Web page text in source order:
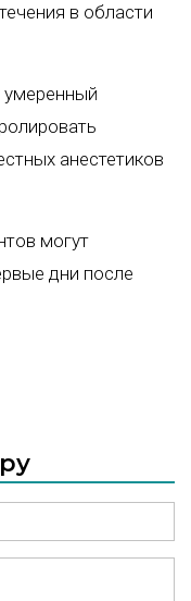
в области
анестетиков
могут
дни после